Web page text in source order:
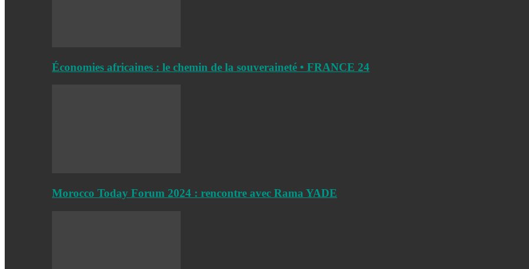
Économies africaines : le chemin de la souveraineté • FRANCE 24
Morocco Today Forum 2024 : rencontre avec Rama YADE